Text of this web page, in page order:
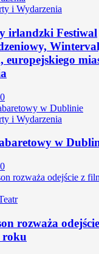
i Wydarzenia
irlandzki Festiwal
europejskiego
0
i Wydarzenia
w
0
rozważa
roku